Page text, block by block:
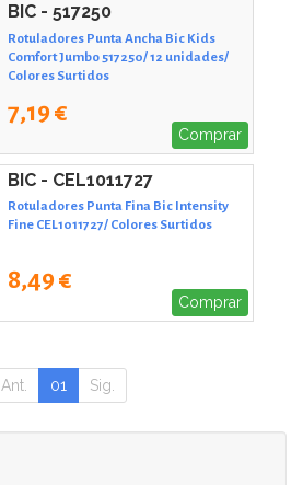
BIC - 517250
Rotuladores Punta Ancha Bic Kids
Comfort Jumbo 517250/ 12 unidades/
Colores Surtidos
7,19 €
Comprar
BIC - CEL1011727
Rotuladores Punta Fina Bic Intensity
Fine CEL1011727/ Colores Surtidos
8,49 €
Comprar
Ant. 01 Sig.